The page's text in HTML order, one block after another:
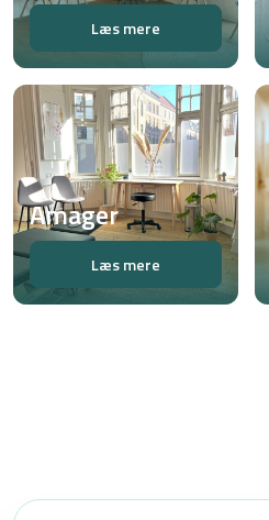
Læs mere
Amager
Læs mere